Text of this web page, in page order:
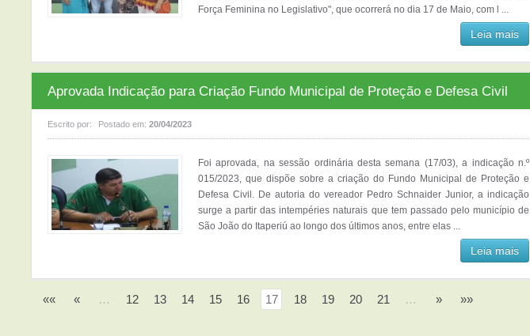
Força Feminina no Legislativo", que ocorrerá no dia 17 de Maio, com l ...
Leia mais
Aprovada Indicação para Criação Fundo Municipal de Proteção e Defesa Civil
Escrito por: Postado em: 20/04/2023
Foi aprovada, na sessão ordinária desta semana (17/03), a indicação n.º
015/2023, que dispõe sobre a criação do Fundo Municipal de Proteção e
Defesa Civil. De autoria do vereador Pedro Schnaider Junior, a indicação
surge a partir das intempéries naturais que tem passado pelo município de
São João do Itaperiú ao longo dos últimos anos, entre elas ...
Leia mais
«« « … 12 13 14 15 16 17 18 19 20 21 … » »»